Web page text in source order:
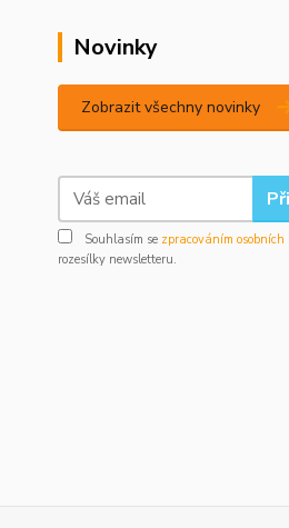
Novinky
Zobrazit všechny novinky
Souhlasím se zpracováním
rozesílky newsletteru.